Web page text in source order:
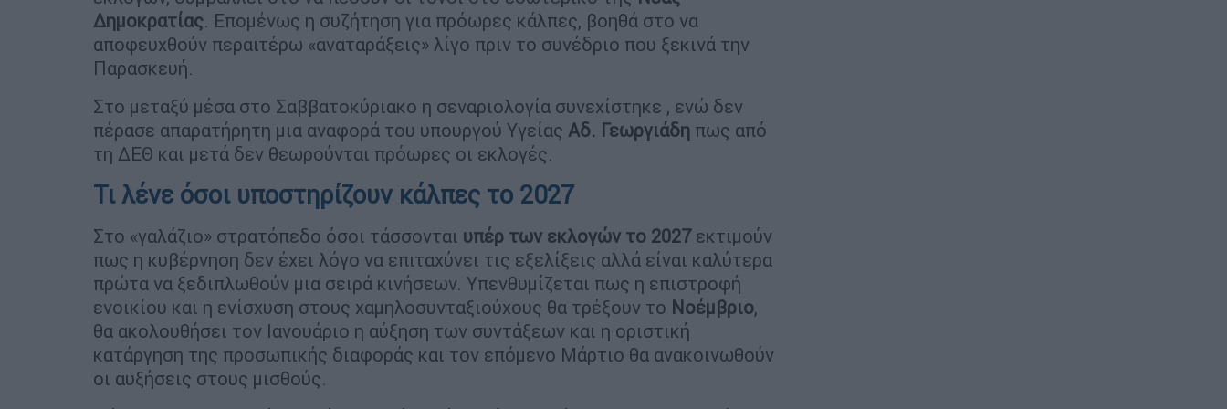
Δημοκρατίας. Επομένως η συζήτηση για πρόωρες κάλπες, βοηθά στο να
αποφευχθούν περαιτέρω «αναταράξεις» λίγο πριν το συνέδριο που ξεκινά την
Παρασκευή.
Στο μεταξύ μέσα στο Σαββατοκύριακο η σεναριολογία συνεχίστηκε , ενώ δεν
πέρασε απαρατήρητη μια αναφορά του υπουργού Υγείας Αδ. Γεωργιάδη πως από
τη ΔΕΘ και μετά δεν θεωρούνται πρόωρες οι εκλογές.
Τι λένε όσοι υποστηρίζουν κάλπες το 2027
Στο «γαλάζιο» στρατόπεδο όσοι τάσσονται υπέρ των εκλογών το 2027εκτιμούν
πως η κυβέρνηση δεν έχει λόγο να επιταχύνει τις εξελίξεις αλλά είναι καλύτερα
πρώτα να ξεδιπλωθούν μια σειρά κινήσεων. Υπενθυμίζεται πως η επιστροφή
ενοικίου και η ενίσχυση στους χαμηλοσυνταξιούχους θα τρέξουν το Νοέμβριο,
θα ακολουθήσει τον Ιανουάριο η αύξηση των συντάξεων και η οριστική
κατάργηση της προσωπικής διαφοράς και τον επόμενο Μάρτιο θα ανακοινωθούν
οι αυξήσεις στους μισθούς.